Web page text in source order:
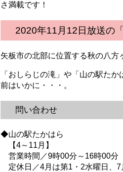
さ満載です！
2020年11月12日放送の
矢板市の北部に位置する秋の八方
「おしらじの滝」や「山の駅た
前はいかに・・・。
問い合わせ
◆山の駅たかはら
【4～11月】
営業時間／9時00分～16時00分
定休日／4月は第1・2水曜日、7